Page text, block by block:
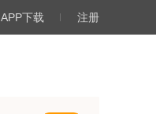
APP下载 注册